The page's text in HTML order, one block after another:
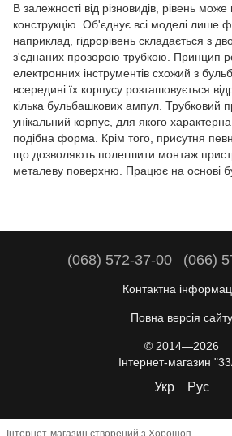
В залежності від різновидів, рівень
конструкцію. Об'єднує всі моделі лише
наприклад, гідрорівень складається з
з'єднаних прозорою трубкою. Принцип
електронних інструментів схожий з
всередині їх корпусу розташовується
кілька бульбашкових ампул. Трубковий
унікальний корпус, для якого
подібна форма. Крім того, присутня певна
що дозволяють полегшити монтаж
металеву поверхню. Працює на основі
(068) 572-37-00 (066)
Контактна
Повна версія сайту
© 2014—2026
Інтернет-магазин
Укр Рус